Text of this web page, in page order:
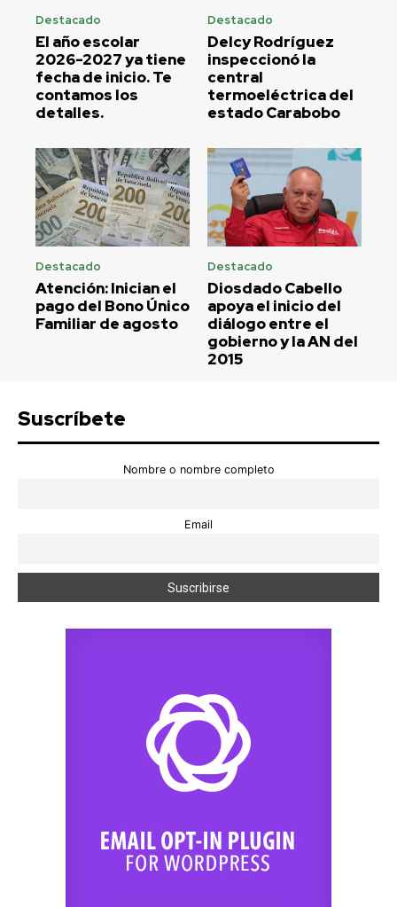
Destacado
El año escolar
2026-2027 ya tiene
fecha de inicio. Te
contamos los
detalles.
Destacado
Delcy Rodríguez
inspeccionó la
central
termoeléctrica del
estado Carabobo
Destacado
Atención: Inician el
pago del Bono Único
Familiar de agosto
Destacado
Diosdado Cabello
apoya el inicio del
diálogo entre el
gobierno y la AN del
2015
Suscríbete
Nombre o nombre completo
Email